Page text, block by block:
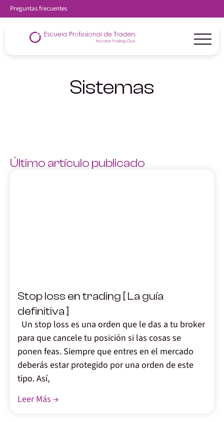
Preguntas frecuentes
Sistemas
Último artículo publicado
Stop loss en trading [ La guía
definitiva ]
Un stop loss es una orden que le das a tu broker
para que cancele tu posición si las cosas se
ponen feas. Siempre que entres en el mercado
deberás estar protegido por una orden de este
tipo. Así,
Leer Más →